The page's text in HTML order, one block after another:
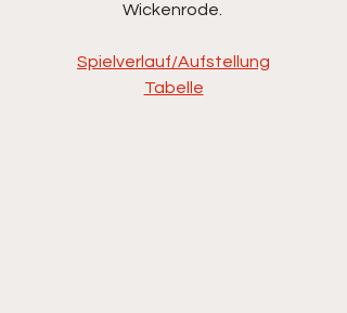
Wickenrode.
Spielverlauf/Aufstellung
Tabelle